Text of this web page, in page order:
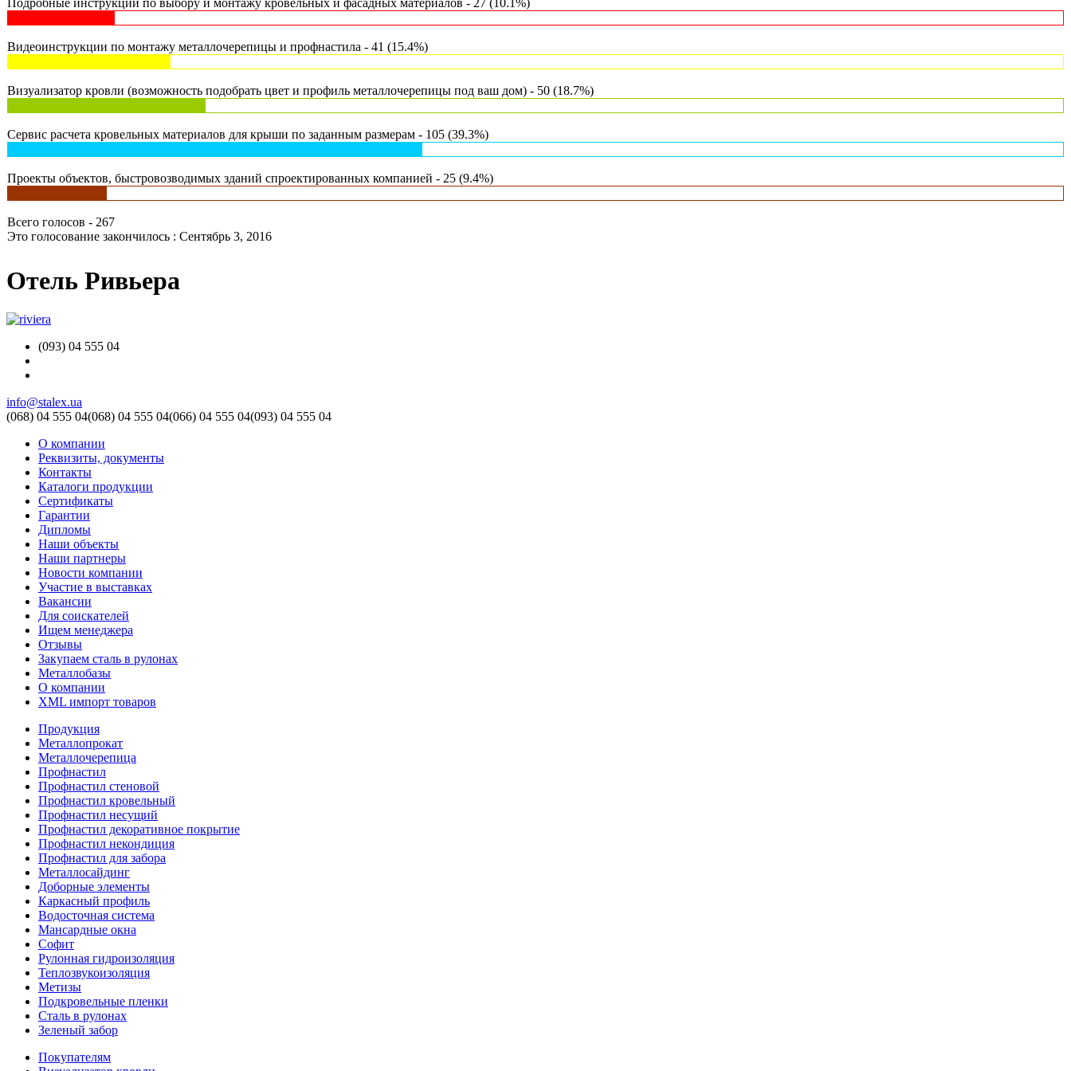
Подробные инструкции по выбору и монтажу кровельных и фасадных материалов - 27 (10.1%)
Видеоинструкции по монтажу металлочерепицы и профнастила - 41 (15.4%)
Визуализатор кровли (возможность подобрать цвет и профиль металлочерепицы под ваш дом) - 50 (18.7%)
Сервис расчета кровельных материалов для крыши по заданным размерам - 105 (39.3%)
Проекты объектов, быстровозводимых зданий спроектированных компанией - 25 (9.4%)
Всего голосов - 267
Это голосование закончилось : Сентябрь 3, 2016
Отель Ривьера
(093) 04 555 04
info@stalex.ua
(068) 04 555 04(068) 04 555 04(066) 04 555 04(093) 04 555 04
О компании
Реквизиты, документы
Контакты
Каталоги продукции
Сертификаты
Гарантии
Дипломы
Наши объекты
Наши партнеры
Новости компании
Участие в выставках
Вакансии
Для соискателей
Ищем менеджера
Отзывы
Закупаем сталь в рулонах
Металлобазы
О компании
XML импорт товаров
Продукция
Металлопрокат
Металлочерепица
Профнастил
Профнастил стеновой
Профнастил кровельный
Профнастил несущий
Профнастил декоративное покрытие
Профнастил некондиция
Профнастил для забора
Металлосайдинг
Доборные элементы
Каркасный профиль
Водосточная система
Мансардные окна
Софит
Рулонная гидроизоляция
Теплозвукоизоляция
Метизы
Подкровельные пленки
Сталь в рулонах
Зеленый забор
Покупателям